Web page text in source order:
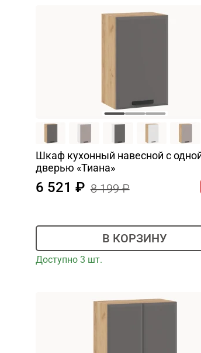
Шкаф кухонный навесной с
дверью «Тиана»
6 521 8 199
В КОРЗИНУ
Доступно 3 шт.